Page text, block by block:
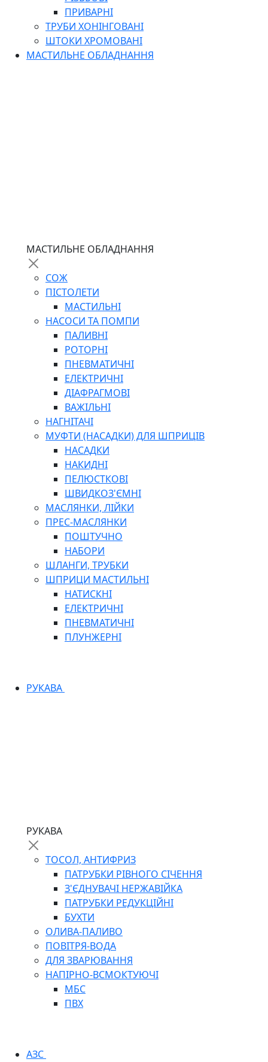
ПРИВАРНІ
ТРУБИ ХОНІНГОВАНІ
ШТОКИ ХРОМОВАНІ
МАСТИЛЬНЕ ОБЛАДНАННЯ
МАСТИЛЬНЕ ОБЛАДНАННЯ
СОЖ
ПІСТОЛЕТИ
МАСТИЛЬНІ
НАСОСИ ТА ПОМПИ
ПАЛИВНІ
РОТОРНІ
ПНЕВМАТИЧНІ
ЕЛЕКТРИЧНІ
ДІАФРАГМОВІ
ВАЖІЛЬНІ
НАГНІТАЧІ
МУФТИ (НАСАДКИ) ДЛЯ ШПРИЦІВ
НАСАДКИ
НАКИДНІ
ПЕЛЮСТКОВІ
ШВИДКОЗ'ЄМНІ
МАСЛЯНКИ, ЛІЙКИ
ПРЕС-МАСЛЯНКИ
ПОШТУЧНО
НАБОРИ
ШЛАНГИ, ТРУБКИ
ШПРИЦИ МАСТИЛЬНІ
НАТИСКНІ
ЕЛЕКТРИЧНІ
ПНЕВМАТИЧНІ
ПЛУНЖЕРНІ
РУКАВА
РУКАВА
ТОСОЛ, АНТИФРИЗ
ПАТРУБКИ РІВНОГО СІЧЕННЯ
З'ЄДНУВАЧІ НЕРЖАВІЙКА
ПАТРУБКИ РЕДУКЦІЙНІ
БУХТИ
ОЛИВА-ПАЛИВО
ПОВІТРЯ-ВОДА
ДЛЯ ЗВАРЮВАННЯ
НАПІРНО-ВСМОКТУЮЧІ
МБС
ПВХ
АЗС